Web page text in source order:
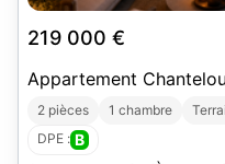
219 000 €
Appartement
2 pièces 1 chambre
DPE : B